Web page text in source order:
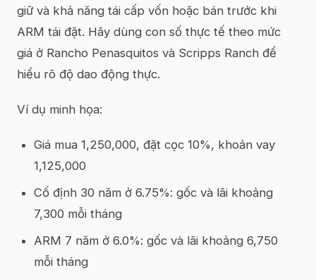
giữ và khả năng tái cấp vốn hoặc bán trước khi
ARM tái đặt. Hãy dùng con số thực tế theo mức
giá ở Rancho Penasquitos và Scripps Ranch để
hiểu rõ độ dao động thực.
Ví dụ minh họa:
Giá mua 1,250,000, đặt cọc 10%, khoản vay
1,125,000
Cố định 30 năm ở 6.75%: gốc và lãi khoảng
7,300 mỗi tháng
ARM 7 năm ở 6.0%: gốc và lãi khoảng 6,750
mỗi tháng